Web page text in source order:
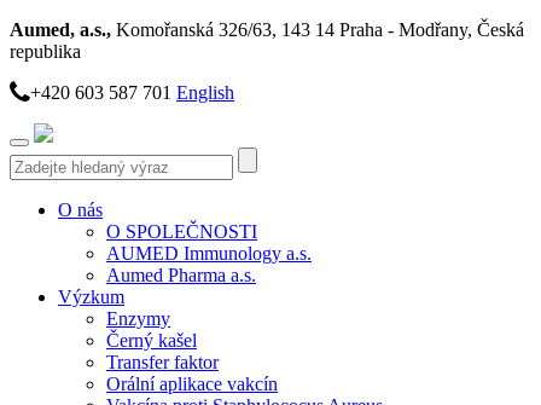
Aumed, a.s., Komořanská 326/63, 143 14 Praha - Modřany, Česká
republika
+420 603 587 701 English
Toggle
navigation
O nás
O SPOLEČNOSTI
AUMED Immunology a.s.
Aumed Pharma a.s.
Výzkum
Enzymy
Černý kašel
Transfer faktor
Orální aplikace vakcín